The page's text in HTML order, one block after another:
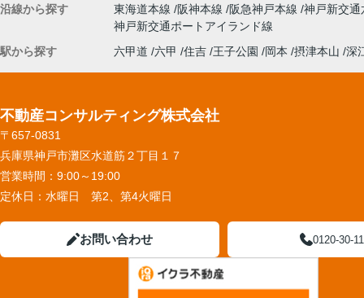
沿線から探す 東海道本線 阪神本線 阪急神戸本線 神戸新交
神戸新交通ポートアイランド線
駅から探す
六甲道 六甲 住吉 王子公園 岡本 摂津本山 深
不動産コンサルティング株式会社
〒657-0831
兵庫県神戸市灘区水道筋２丁目１７
営業時間： 9:00～19:00
定休日： 水曜日 第2、第4火曜日
お問い合わせ 0120-30-